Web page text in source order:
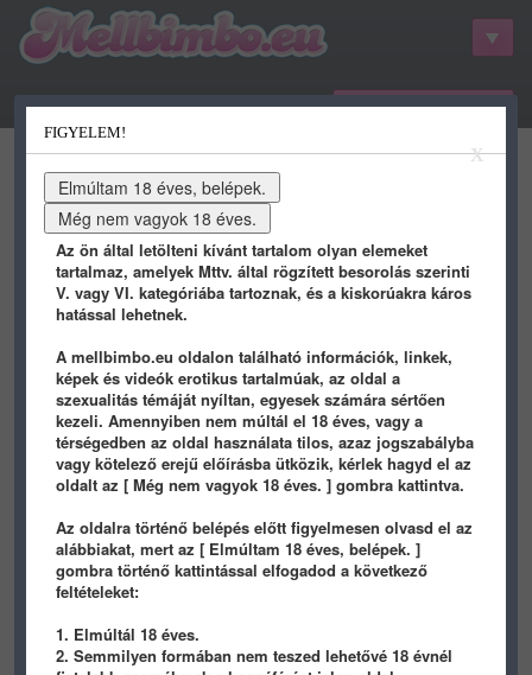
belépés / regisztráció
kategóriák hots gifs porn
youtube qdb
Képek / Kaja
X
FIGYELEM!
Az ön által letölteni kívánt tartalom olyan elemeket
tartalmaz, amelyek Mttv. által rögzített besorolás szerinti
V. vagy VI. kategóriába tartoznak, és a kiskorúakra káros
hatással lehetnek.
A mellbimbo.eu oldalon található információk, linkek,
képek és videók erotikus tartalmúak, az oldal a
szexualitás témáját nyíltan, egyesek számára sértően
kezeli. Amennyiben nem múltál el 18 éves, vagy a
térségedben az oldal használata tilos, azaz jogszabályba
vagy kötelező erejű előírásba ütközik, kérlek hagyd el az
oldalt az [ Még nem vagyok 18 éves. ] gombra kattintva.
Az oldalra történő belépés előtt figyelmesen olvasd el az
alábbiakat, mert az [ Elmúltam 18 éves, belépek. ]
gombra történő kattintással elfogadod a következő
feltételeket:
1. Elmúltál 18 éves.
2. Semmilyen formában nem teszed lehetővé 18 évnél